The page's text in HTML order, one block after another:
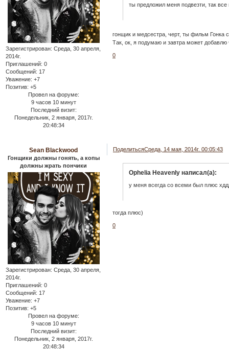
Зарегистрирован: Среда, 30 апреля,
2014г.
Приглашений: 0
Сообщений: 17
Уважение: +7
Позитив: +5
Провел на форуме:
9 часов 10 минут
Последний визит:
Понедельник, 2 января, 2017г.
20:48:34
ты предложил меня подвезти, так все
гонщик и медсестра, черт, ты фильм Гонка
Так, ок, я подумаю и завтра может добавлю
0
ПоделитьсяСреда, 14 мая, 2014г. 00:05:43
Sean Blackwood
Гонщики должны гонять, а копы
должны жрать пончики
Зарегистрирован: Среда, 30 апреля,
2014г.
Приглашений: 0
Сообщений: 17
Уважение: +7
Позитив: +5
Провел на форуме:
9 часов 10 минут
Последний визит:
Понедельник, 2 января, 2017г.
20:48:34
Ophelia Heavenly написал(а):
у меня всегда со всеми был плюс
тогда плюс)
0